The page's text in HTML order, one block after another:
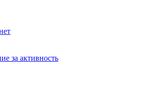
за активность